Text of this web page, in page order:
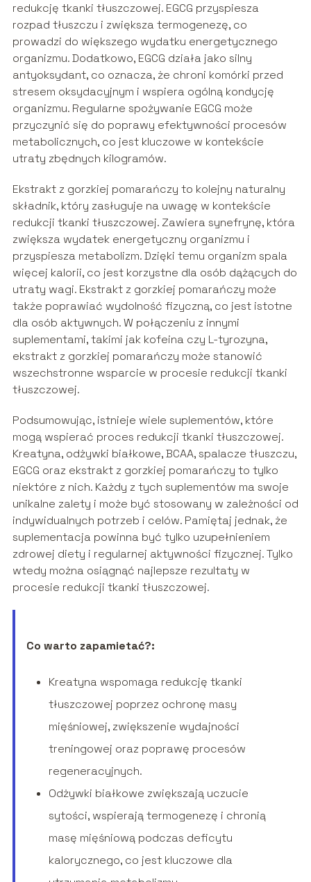
redukcję tkanki tłuszczowej. EGCG przyspiesza
rozpad tłuszczu i zwiększa termogenezę, co
prowadzi do większego wydatku energetycznego
organizmu. Dodatkowo, EGCG działa jako silny
antyoksydant, co oznacza, że chroni komórki przed
stresem oksydacyjnym i wspiera ogólną kondycję
organizmu. Regularne spożywanie EGCG może
przyczynić się do poprawy efektywności procesów
metabolicznych, co jest kluczowe w kontekście
utraty zbędnych kilogramów.
Ekstrakt z gorzkiej pomarańczy to kolejny naturalny
składnik, który zasługuje na uwagę w kontekście
redukcji tkanki tłuszczowej. Zawiera synefrynę, która
zwiększa wydatek energetyczny organizmu i
przyspiesza metabolizm. Dzięki temu organizm spala
więcej kalorii, co jest korzystne dla osób dążących do
utraty wagi. Ekstrakt z gorzkiej pomarańczy może
także poprawiać wydolność fizyczną, co jest istotne
dla osób aktywnych. W połączeniu z innymi
suplementami, takimi jak kofeina czy L-tyrozyna,
ekstrakt z gorzkiej pomarańczy może stanowić
wszechstronne wsparcie w procesie redukcji tkanki
tłuszczowej.
Podsumowując, istnieje wiele suplementów, które
mogą wspierać proces redukcji tkanki tłuszczowej.
Kreatyna, odżywki białkowe, BCAA, spalacze tłuszczu,
EGCG oraz ekstrakt z gorzkiej pomarańczy to tylko
niektóre z nich. Każdy z tych suplementów ma swoje
unikalne zalety i może być stosowany w zależności od
indywidualnych potrzeb i celów. Pamiętaj jednak, że
suplementacja powinna być tylko uzupełnieniem
zdrowej diety i regularnej aktywności fizycznej. Tylko
wtedy można osiągnąć najlepsze rezultaty w
procesie redukcji tkanki tłuszczowej.
Co warto zapamietać?:
Kreatyna wspomaga redukcję tkanki
tłuszczowej poprzez ochronę masy
mięśniowej, zwiększenie wydajności
treningowej oraz poprawę procesów
regeneracyjnych.
Odżywki białkowe zwiększają uczucie
sytości, wspierają termogenezę i chronią
masę mięśniową podczas deficytu
kalorycznego, co jest kluczowe dla